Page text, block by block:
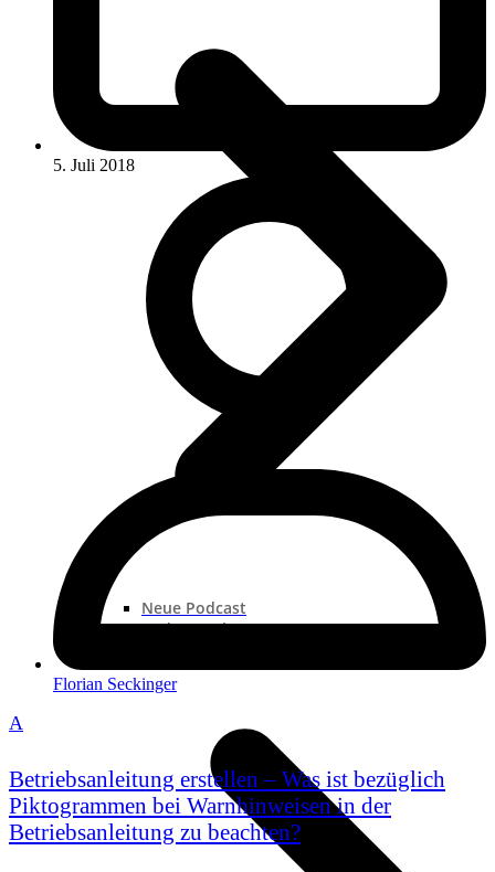
Neue Podcast
Podcast „Shorts“
5. Juli 2018
Florian Seckinger
A
Betriebsanleitung erstellen – Was ist bezüglich
Piktogrammen bei Warnhinweisen in der
Betriebsanleitung zu beachten?